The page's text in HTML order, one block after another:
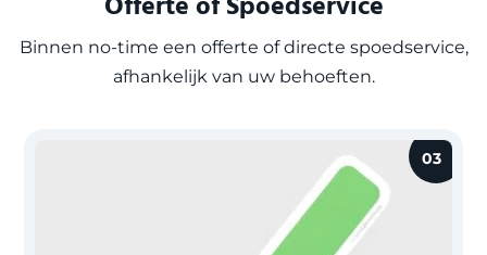
Binnen no-time een offerte of directe spoedservice,
afhankelijk van uw behoeften.
03